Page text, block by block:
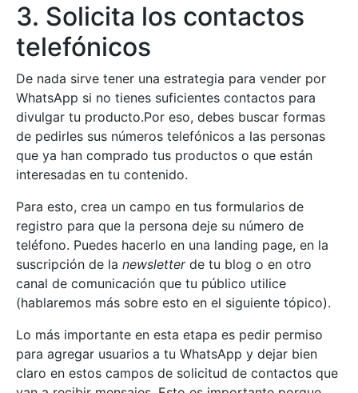
3. Solicita los contactos
telefónicos
De nada sirve tener una estrategia para vender por
WhatsApp si no tienes suficientes contactos para
divulgar tu producto.Por eso, debes buscar formas
de pedirles sus números telefónicos a las personas
que ya han comprado tus productos o que están
interesadas en tu contenido.
Para esto, crea un campo en tus formularios de
registro para que la persona deje su número de
teléfono. Puedes hacerlo en una landing page, en la
suscripción de la newsletterde tu blog o en otro
canal de comunicación que tu público utilice
(hablaremos más sobre esto en el siguiente tópico).
Lo más importante en esta etapa es pedir permiso
para agregar usuarios a tu WhatsApp y dejar bien
claro en estos campos de solicitud de contactos que